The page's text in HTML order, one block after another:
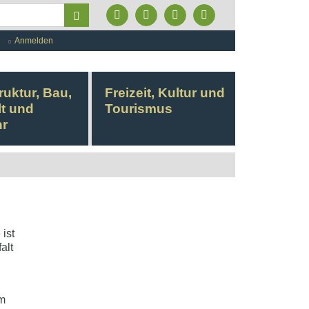
Formularschaltfläche
Anmelden
Bau,
und
Freizeit, Kultur und
Tourismus
ist